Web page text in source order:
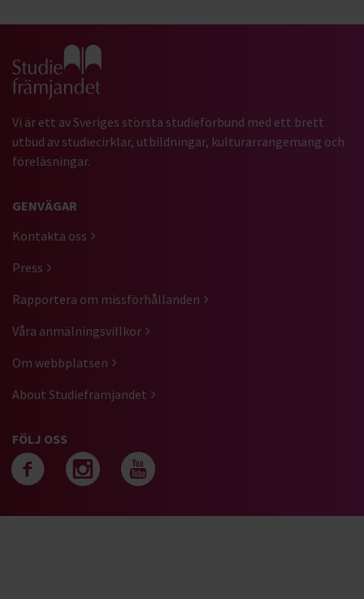
Gå till studiefrämjandets startsida
Vi är ett av Sveriges största studieförbund med ett brett
utbud av studiecirklar, utbildningar, kulturarrangemang och
föreläsningar.
GENVÄGAR
Kontakta oss
Press
Rapportera om missförhållanden
Våra anmälningsvillkor
Om webbplatsen
About Studiefrämjandet
FÖLJ OSS
Följ oss på facebook
Följ oss på
Följ oss på